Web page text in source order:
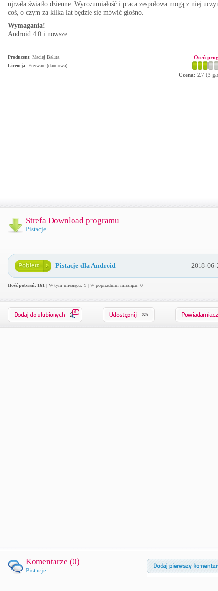
ujrzała światło dzienne. Wyrozumiałość i praca zespołowa mogą z niej
coś, o czym za kilka lat będzie się mówić głośno.
Wymagania!
Android 4.0 i nowsze
Producent: Maciej Bałuta
Licencja: Freeware (darmowa)
Oceń
Ocena: 2.7 (3
Strefa Download programu
Pistacje
Pistacje dla Android 2018-06-
Ilość pobrań: 161 | W tym miesiącu: 1 | W poprzednim miesiącu: 0
0
Komentarze (0)
Pistacje